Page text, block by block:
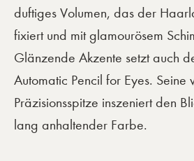
duftiges Volumen, das der
fixiert und mit glamourösem
Glänzende Akzente setzt auch
Automatic Pencil for Eyes. Seine
Präzisionsspitze inszeniert den
lang anhaltender Farbe.